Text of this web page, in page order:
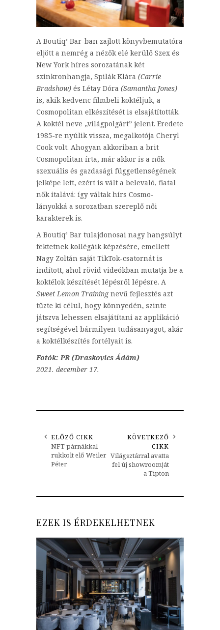
A Boutiq’ Bar-ban zajlott könyvbemutatóra
eljött a nemrég a nézők elé kerülő Szex és
New York híres sorozatának két
szinkronhangja, Spilák Klára (Carrie
Bradshow) és Létay Dóra (Samantha Jones)
is, akik kedvenc filmbeli koktéljuk, a
Cosmopolitan elkészítését is elsajátították.
A koktél neve „világpolgárt” jelent. Eredete
1985-re nyúlik vissza, megalkotója Cheryl
Cook volt. Ahogyan akkoriban a brit
Cosmopolitan írta, már akkor is a nők
szexuális és gazdasági függetlenségének
jelképe lett, ezért is vált a belevaló, fiatal
nők italává: így váltak hírs Cosmo-
lányokká a sorozatban szereplő női
karakterek is.
A Boutiq’ Bar tulajdonosai nagy hangsúlyt
fektetnek kollégáik képzésére, emellett
Nagy Zoltán saját TikTok-csatornát is
indított, ahol rövid videókban mutatja be a
koktélok készítését lépésről lépésre. A
Sweet Lemon Trainingnevű fejlesztés azt
tűzte ki célul, hogy könnyedén, szinte
játszva lehessen elsajátítani az applikáció
segítségével bármilyen tudásanyagot, akár
a koktélkészítés fortélyait is.
Fotók: PR (Draskovics Ádám)
2021. december 17.
ELŐZŐ CIKK
NFT párnákkal
rukkolt elő Weiler
Péter
KÖVETKEZŐ
CIKK
Világsztárral avatta
fel új showroomját
a Tipton
EZEK IS ÉRDEKELHETNEK